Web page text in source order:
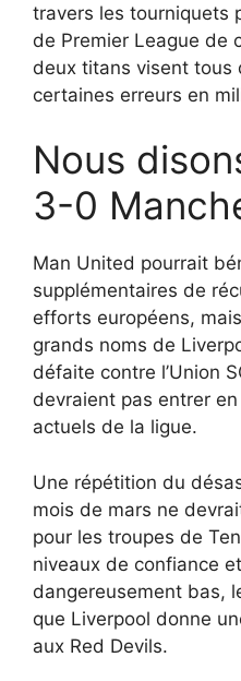
travers les tourniquets
de Premier League de
deux titans visent tous
certaines erreurs en
Nous
3-0
Man United pourrait
supplémentaires de
efforts européens,
grands noms de
défaite contre l’Union
devraient pas entrer
actuels de la ligue.
Une répétition du
mois de mars ne
pour les troupes de
niveaux de confiance
dangereusement bas,
que Liverpool donne
aux Red Devils.